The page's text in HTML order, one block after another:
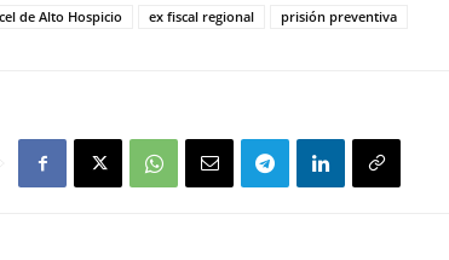
de Alto Hospicio ex fiscal regional prisión preventiva